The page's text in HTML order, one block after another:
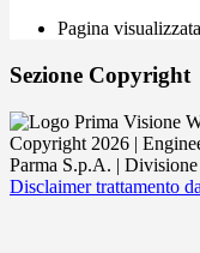
Pagina visualizzata
Sezione Copyright
Copyright 2026 |
Parma S.p.A. |
Disclaimer trattamento